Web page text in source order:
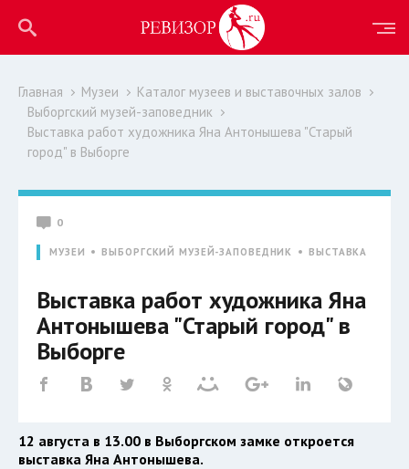
Главная Музеи
Каталог музеев и выставочных залов
Выборгский музей-заповедник
Выставка работ художника Яна Антонышева "Старый
город" в Выборге
0
МУЗЕИ ВЫБОРГСКИЙ МУЗЕЙ-ЗАПОВЕДНИК ВЫСТАВКА
Выставка работ художника Яна
Антонышева "Старый город" в
Выборге
12 августа в 13.00 в Выборгском замке откроется
выставка Яна Антонышева.